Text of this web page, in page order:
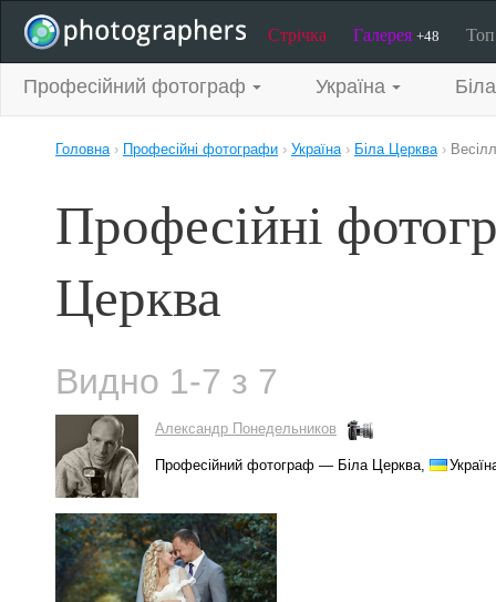
Стрічка Галерея +48
Професійний фотограф Україна
Головна› Професійні фотографи › Україна› Біла Церква›
Професійні
Церква
Видно 1-7 з 7
Александр Понедельников
Професійний фотограф — Біла Церква,